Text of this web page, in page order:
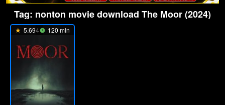
Tag: nonton movie download The Moor (2024)
5.694 120 min